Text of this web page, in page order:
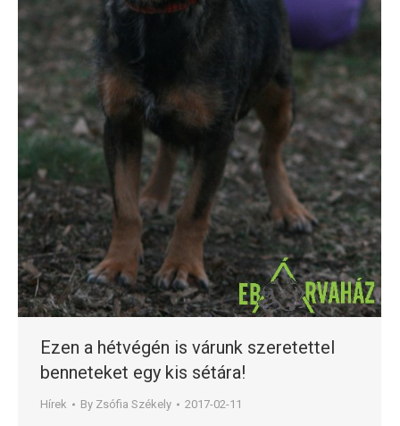
Ezen a hétvégén is várunk szeretettel
benneteket egy kis sétára!
Hírek By Zsófia Székely 2017-02-11